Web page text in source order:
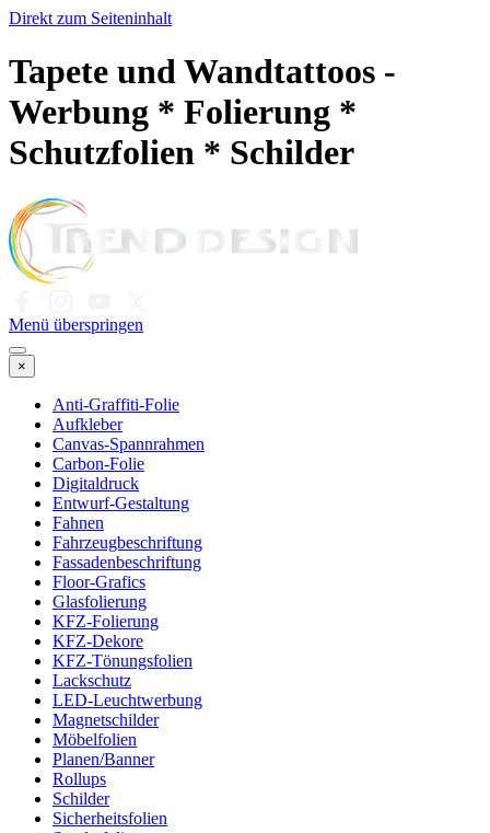
Direkt zum Seiteninhalt
Tapete und Wandtattoos -
Werbung * Folierung *
Schutzfolien * Schilder
Menü überspringen
×
Anti-Graffiti-Folie
Aufkleber
Canvas-Spannrahmen
Carbon-Folie
Digitaldruck
Entwurf-Gestaltung
Fahnen
Fahrzeugbeschriftung
Fassadenbeschriftung
Floor-Grafics
Glasfolierung
KFZ-Folierung
KFZ-Dekore
KFZ-Tönungsfolien
Lackschutz
LED-Leuchtwerbung
Magnetschilder
Möbelfolien
Planen/Banner
Rollups
Schilder
Sicherheitsfolien